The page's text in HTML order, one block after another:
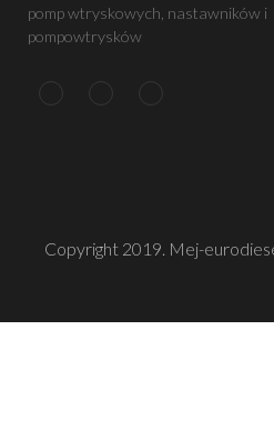
pomp wtryskowych, nastawników i
pompowtrysków
Copyright 2019. Mej-